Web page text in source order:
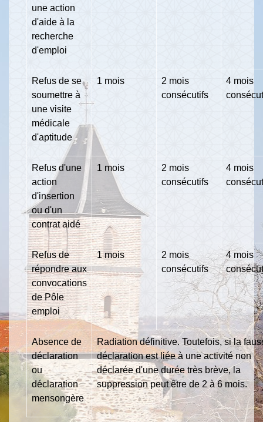
une action
d'aide à la
recherche
d'emploi
Refus de se
soumettre à
une visite
médicale
d'aptitude
1 mois
2 mois
consécutifs
4 mois
Refus d'une
action
d'insertion
ou d'un
contrat aidé
1 mois
2 mois
consécutifs
4 mois
Refus de
répondre aux
convocations
de Pôle
emploi
1 mois
2 mois
consécutifs
4 mois
Absence de
déclaration
ou
déclaration
mensongère
Radiation définitive. Toutefois, si la
déclaration est liée à une activité non
déclarée d'une durée très brève, la
suppression peut être de 2 à 6 mois.